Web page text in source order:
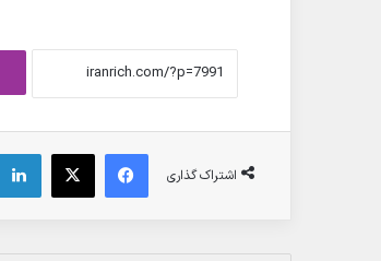
اشتراک گذاری
فیس بوک X